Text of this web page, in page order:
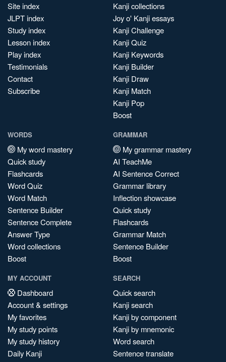
Site index
JLPT index
Study index
Lesson index
Play index
Testimonials
Contact
Subscribe
Kanji collections
Joy o' Kanji essays
Kanji Challenge
Kanji Quiz
Kanji Keywords
Kanji Builder
Kanji Draw
Kanji Match
Kanji Pop
Boost
WORDS
My word mastery
Quick study
Flashcards
Word Quiz
Word Match
Sentence Builder
Sentence Complete
Answer Type
Word collections
Boost
GRAMMAR
My grammar mastery
AI TeachMe
AI Sentence Correct
Grammar library
Inflection showcase
Quick study
Flashcards
Grammar Match
Sentence Builder
Boost
MY ACCOUNT
Dashboard
Account & settings
My favorites
My study points
My study history
Daily Kanji
SEARCH
Quick search
Kanji search
Kanji by component
Kanji by mnemonic
Word search
Sentence translate